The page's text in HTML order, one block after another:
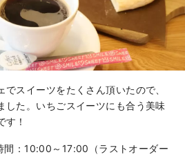
スイーツをたくさん頂いたので、
した。いちごスイーツにも合う美味
す！
間：10:00～17:00（ラストオーダー